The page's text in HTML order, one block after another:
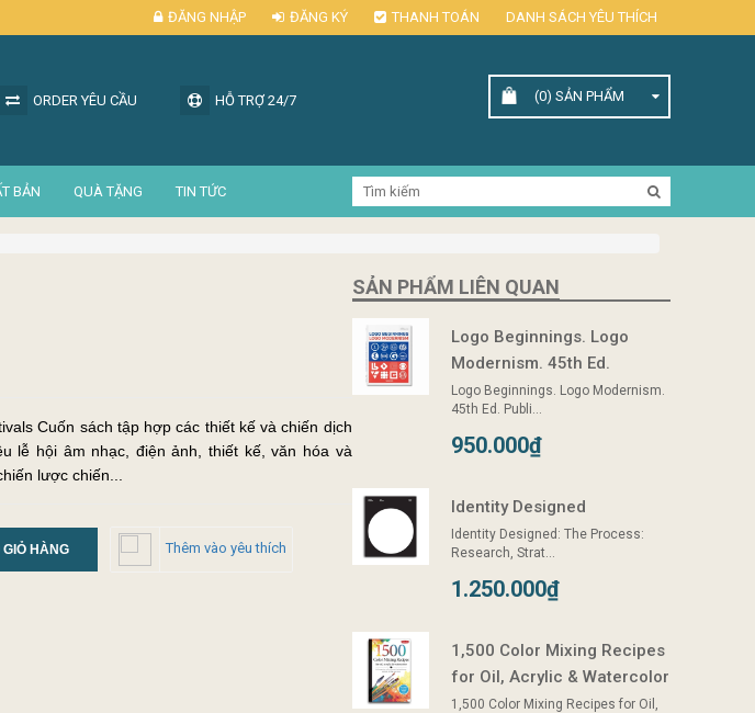
ĐĂNG NHẬP ĐĂNG KÝ THANH TOÁN DANH SÁCH YÊU THÍCH
ORDER YÊU CẦU HỖ TRỢ 24/7 (0) SẢN PHẨM
BẢN QUÀ TẶNG TIN TỨC
Cuốn sách tập hợp các thiết kế và chiến dịch
lễ hội âm nhạc, điện ảnh, thiết kế, văn hóa và
trên khắp thế giới. Các chiến lược chiến...
HÀNG Thêm vào yêu thích
SẢN PHẨM LIÊN QUAN
Logo Beginnings. Logo
Modernism. 45th Ed.
Logo Beginnings. Logo Modernism.
45th Ed. Publi...
950.000₫
Identity Designed
Identity Designed: The Process:
Research, Strat...
1.250.000₫
1,500 Color Mixing Recipes
for Oil, Acrylic & Watercolor
1,500 Color Mixing Recipes for Oil,